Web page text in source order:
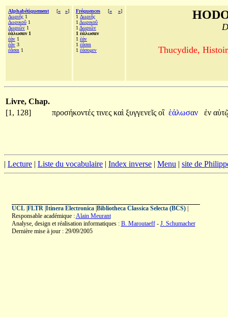
Alphabétiquement [« »]
Δωριῆς 1
Δωρικοῦ 1
Δωριῶν 1
ἑάλωσαν 1
ἐάν 1
ἐᾶν 3
ἐᾶσαι 1
Fréquences [« »]
1 Δωριῆς
1 Δωρικοῦ
1 Δωριῶν
1 ἑάλωσαν
1 ἐάν
1 ἐᾶσαι
1 ἐάσομεν Thucydide,
Livre, Chap.
[1, 128]
προσήκοντές τινες καὶ ξυγγενεῖς οἳ ἑάλωσαν ἐν
| Lecture | Liste du vocabulaire | Index inverse | Menu | site de
UCL| FLTR| Itinera Electronica| Bibliotheca Classica Selecta (BCS)|
Responsable académique :Alain Meurant
Analyse, design et réalisation informatiques : B. Maroutaeff- J. Schumacher
Dernière mise à jour : 29/09/2005